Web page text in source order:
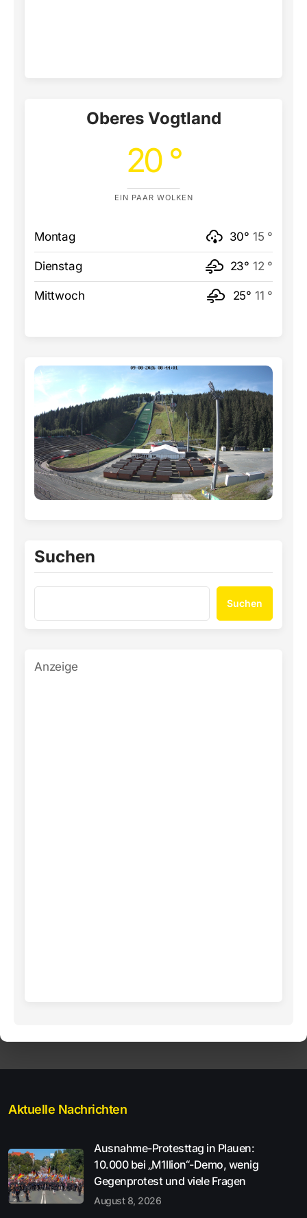
Oberes Vogtland
20 °
EIN PAAR WOLKEN
Montag 30° 15 °
Dienstag 23° 12 °
Mittwoch 25° 11 °
Suchen
Suchen
Anzeige
Aktuelle Nachrichten
Ausnahme-Protesttag in Plauen:
10.000 bei „M1llion“-Demo, wenig
Gegenprotest und viele Fragen
August 8, 2026